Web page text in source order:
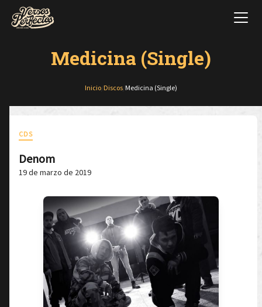
Medicina (Single)
Inicio Discos Medicina (Single)
CDS
Denom
19 de marzo de 2019